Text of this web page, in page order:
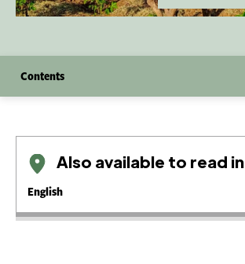
Contents
Also available to read in
English